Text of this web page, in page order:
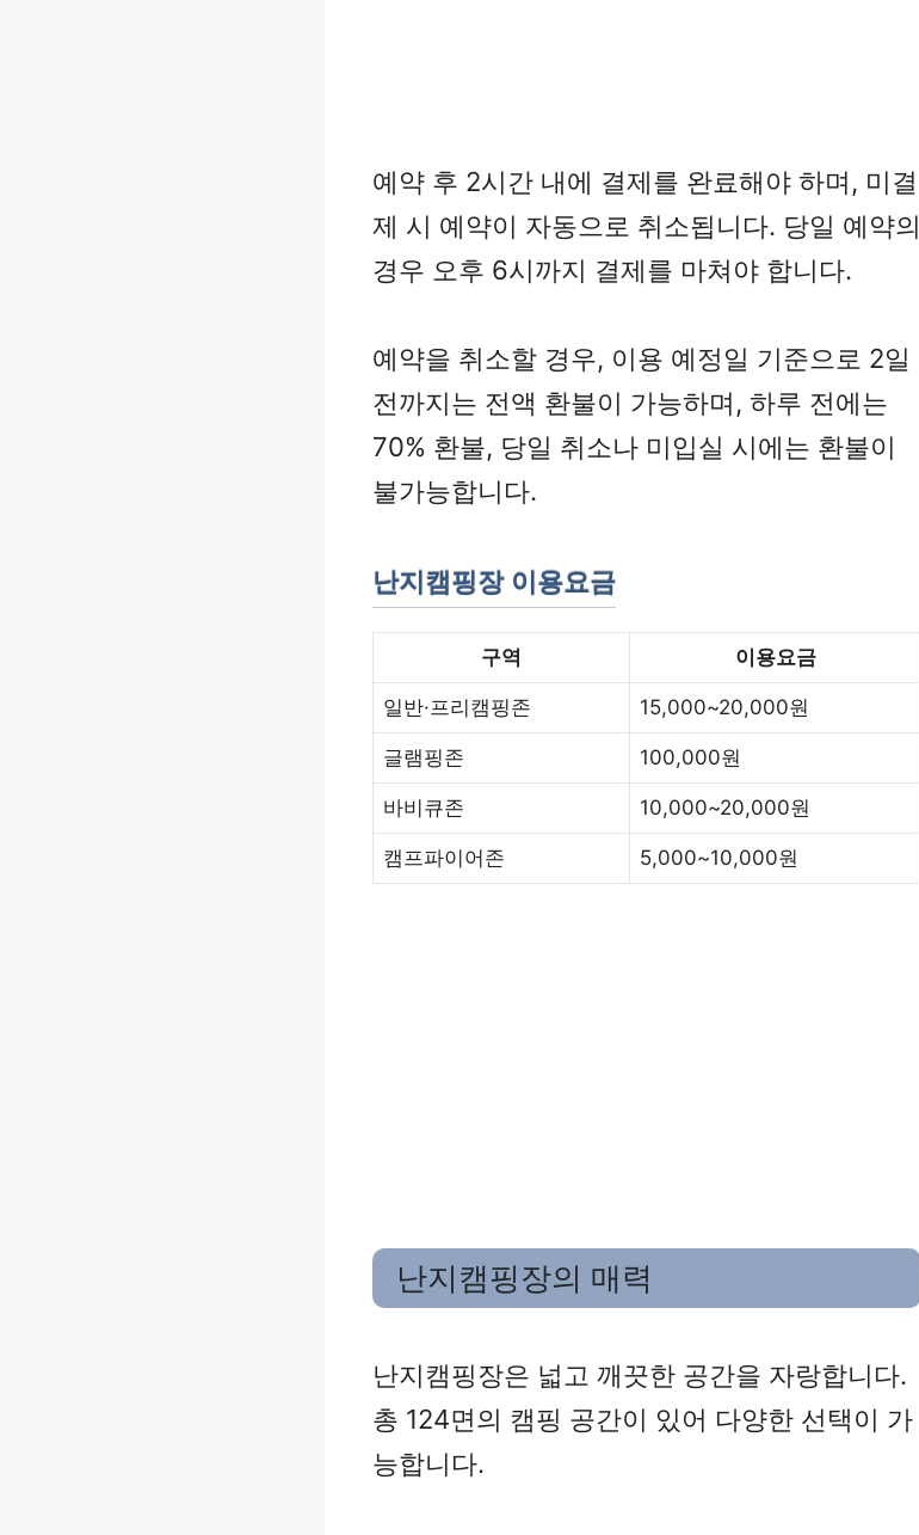
예약 후 2시간 내에 결제를 완료해야 하며, 미결
제 시 예약이 자동으로 취소됩니다. 당일 예약의
경우 오후 6시까지 결제를 마쳐야 합니다.
예약을 취소할 경우, 이용 예정일 기준으로 2일
전까지는 전액 환불이 가능하며, 하루 전에는
70% 환불, 당일 취소나 미입실 시에는 환불이
불가능합니다.
난지캠핑장 이용요금
구역 이용요금
일반·프리캠핑존 15,000~20,000원
글램핑존 100,000원
바비큐존 10,000~20,000원
캠프파이어존 5,000~10,000원
난지캠핑장의 매력
난지캠핑장은 넓고 깨끗한 공간을 자랑합니다.
총 124면의 캠핑 공간이 있어 다양한 선택이 가
능합니다.